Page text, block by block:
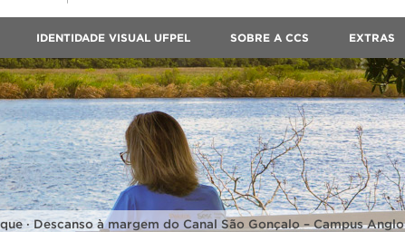
IDENTIDADE VISUAL UFPEL SOBRE A CCS EXTRAS
· Descanso à margem do Canal São Gonçalo – Campus Anglo